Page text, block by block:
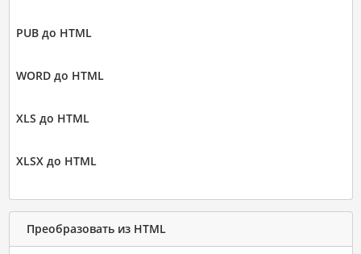
PUB до HTML
WORD до HTML
XLS до HTML
XLSX до HTML
Преобразовать из HTML